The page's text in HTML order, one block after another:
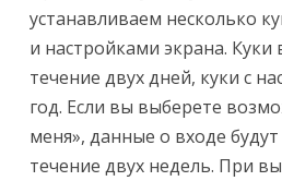
устанавливаем несколько
и настройками экрана. Куки
течение двух дней, куки с
год. Если вы выберете
меня», данные о входе будут
течение двух недель. При